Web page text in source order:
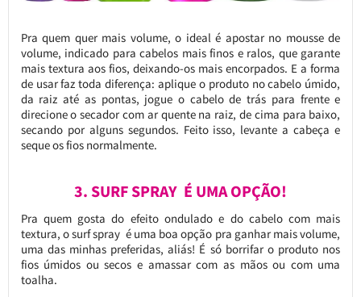
Pra quem quer mais volume, o ideal é apostar no mousse de
volume, indicado para cabelos mais finos e ralos, que garante
mais textura aos fios, deixando-os mais encorpados. E a forma
de usar faz toda diferença: aplique o produto no cabelo úmido,
da raiz até as pontas, jogue o cabelo de trás para frente e
direcione o secador com ar quente na raiz, de cima para baixo,
secando por alguns segundos. Feito isso, levante a cabeça e
seque os fios normalmente.
3. SURF SPRAY É UMA OPÇÃO!
Pra quem gosta do efeito ondulado e do cabelo com mais
textura, o surf spray é uma boa opção pra ganhar mais volume,
uma das minhas preferidas, aliás! É só borrifar o produto nos
fios úmidos ou secos e amassar com as mãos ou com uma
toalha.